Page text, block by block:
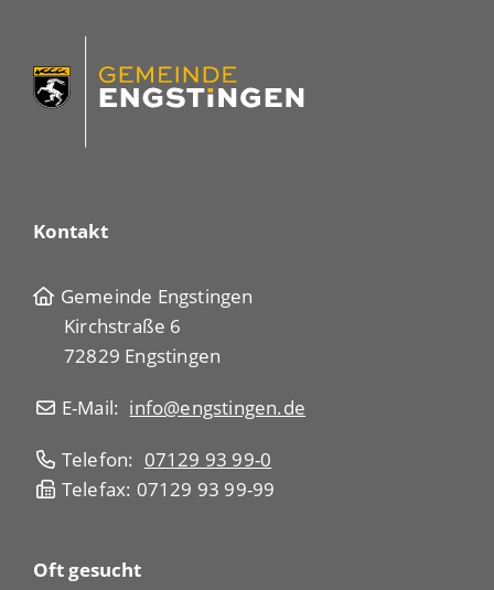
Kontakt
Gemeinde Engstingen
Kirchstraße 6
72829 Engstingen
E-Mail: info@engstingen.de
Telefon: 07129 93 99-0
Telefax: 07129 93 99-99
Oft gesucht